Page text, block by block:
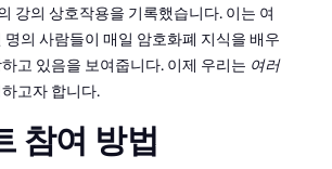
강의 상호작용을 기록했습니다. 이는 여
명의 사람들이 매일 암호화폐 지식을 배우
고 있음을 보여줍니다. 이제 우리는 여러
고자 합니다.
참여 방법